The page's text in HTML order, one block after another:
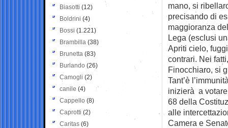
mano, si
precisando di
maggioranza
Lega (esclusi
Apriti cielo,
contrari. Nei
Finocchiaro, si
Tant’è
inizierà a
68 della
alle
Camera e
Biasotti (12)
Boldrini (4)
Bossi (1.221)
Brambilla (38)
Brunetta (83)
Burlando (26)
Camogli (2)
canile (4)
Cappello (8)
Caprotti (2)
Caritas (6)